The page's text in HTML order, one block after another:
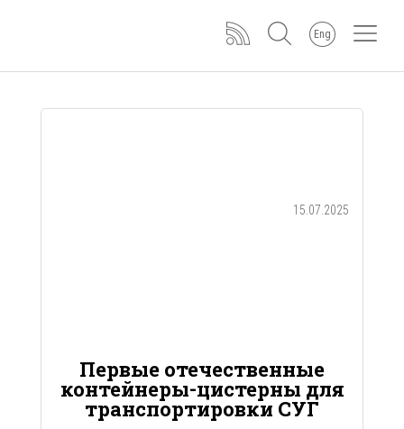
Eng
15.07.2025
Первые отечественные
контейнеры-цистерны для
транспортировки СУГ